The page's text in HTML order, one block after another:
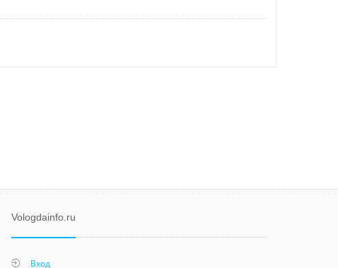
Vologdainfo.ru
Вход